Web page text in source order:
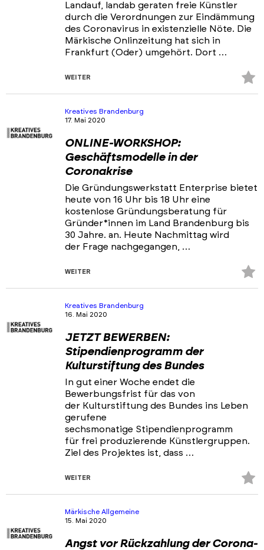
Landauf, landab geraten freie Künstler
durch die Verordnungen zur Eindämmung
des Coronavirus in existenzielle Nöte. Die
Märkische Onlinzeitung hat sich in
Frankfurt (Oder) umgehört. Dort …
WEITER
Kreatives Brandenburg
17. Mai 2020
ONLINE-WORKSHOP:
Geschäftsmodelle in der
Coronakrise
Die Gründungswerkstatt Enterprise bietet
heute von 16 Uhr bis 18 Uhr eine
kostenlose Gründungsberatung für
Gründer*innen im Land Brandenburg bis
30 Jahre. an. Heute Nachmittag wird
der Frage nachgegangen, …
WEITER
Kreatives Brandenburg
16. Mai 2020
JETZT BEWERBEN:
Stipendienprogramm der
Kulturstiftung des Bundes
In gut einer Woche endet die
Bewerbungsfrist für das von
der Kulturstiftung des Bundes ins Leben
gerufene
sechsmonatige Stipendienprogramm
für frei produzierende Künstlergruppen.
Ziel des Projektes ist, dass …
WEITER
Märkische Allgemeine
15. Mai 2020
Angst vor Rückzahlung der Corona-